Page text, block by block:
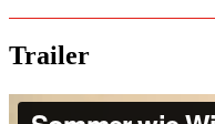
Trailer